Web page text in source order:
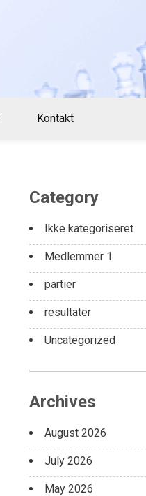
Kontakt
Category
Ikke kategoriseret
Medlemmer 1
partier
resultater
Uncategorized
Archives
August 2026
July 2026
May 2026